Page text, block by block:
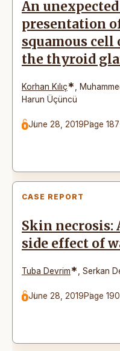
An
presentation
squamous cell
the thyroid
Korhan Kılıç*
Harun Üçüncü
June 28, 2019Page
CASE REPORT
Skin necrosis:
side effect of
Tuba Devrim* Serkan
June 28, 2019Page